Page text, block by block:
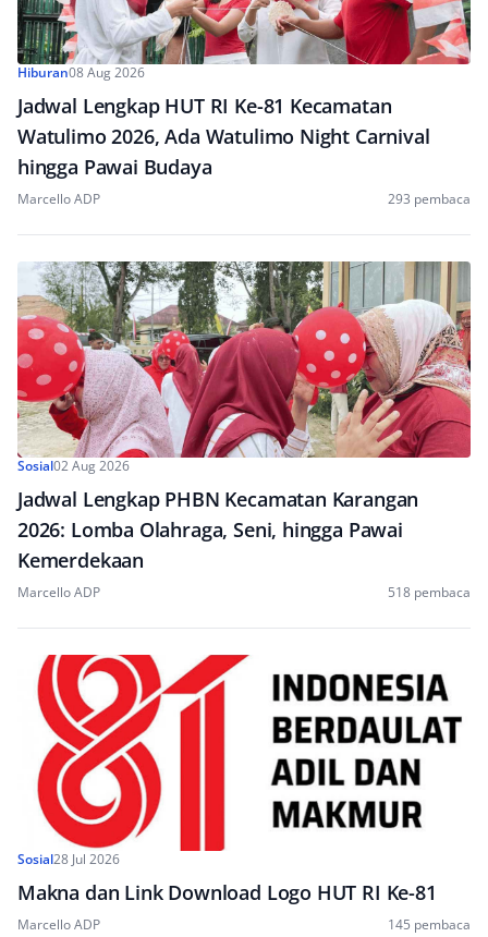
Hiburan08 Aug 2026
Jadwal Lengkap HUT RI Ke-81 Kecamatan
Watulimo 2026, Ada Watulimo Night Carnival
hingga Pawai Budaya
Marcello ADP 293 pembaca
Sosial02 Aug 2026
Jadwal Lengkap PHBN Kecamatan Karangan
2026: Lomba Olahraga, Seni, hingga Pawai
Kemerdekaan
Marcello ADP 518 pembaca
Sosial28 Jul 2026
Makna dan Link Download Logo HUT RI Ke-81
Marcello ADP 145 pembaca